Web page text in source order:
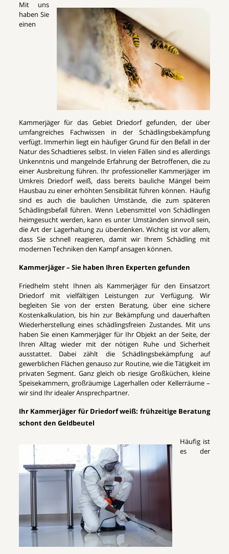
Mit uns
haben Sie
einen
Kammerjäger für das Gebiet Driedorf gefunden, der über
umfangreiches Fachwissen in der Schädlingsbekämpfung
verfügt. Immerhin liegt ein häufiger Grund für den Befall in der
Natur des Schadtieres selbst. In vielen Fällen sind es allerdings
Unkenntnis und mangelnde Erfahrung der Betroffenen, die zu
einer Ausbreitung führen. Ihr professioneller Kammerjäger im
Umkreis Driedorf weiß, dass bereits bauliche Mängel beim
Hausbau zu einer erhöhten Sensibilität führen können. Häufig
sind es auch die baulichen Umstände, die zum späteren
Schädlingsbefall führen. Wenn Lebensmittel von Schädlingen
heimgesucht werden, kann es unter Umständen sinnvoll sein,
die Art der Lagerhaltung zu überdenken. Wichtig ist vor allem,
dass Sie schnell reagieren, damit wir Ihrem Schädling mit
modernen Techniken den Kampf ansagen können.
Kammerjäger – Sie haben Ihren Experten gefunden
Friedhelm steht Ihnen als Kammerjäger für den Einsatzort
Driedorf mit vielfältigen Leistungen zur Verfügung. Wir
begleiten Sie von der ersten Beratung, über eine sichere
Kostenkalkulation, bis hin zur Bekämpfung und dauerhaften
Wiederherstellung eines schädlingsfreien Zustandes. Mit uns
haben Sie einen Kammerjäger für Ihr Objekt an der Seite, der
Ihren Alltag wieder mit der nötigen Ruhe und Sicherheit
ausstattet. Dabei zählt die Schädlingsbekämpfung auf
gewerblichen Flächen genauso zur Routine, wie die Tätigkeit im
privaten Segment. Ganz gleich ob riesige Großküchen, kleine
Speisekammern, großräumige Lagerhallen oder Kellerräume –
wir sind Ihr idealer Ansprechpartner.
Ihr Kammerjäger für Driedorf weiß: frühzeitige Beratung
schont den Geldbeutel
Häufig ist
es der